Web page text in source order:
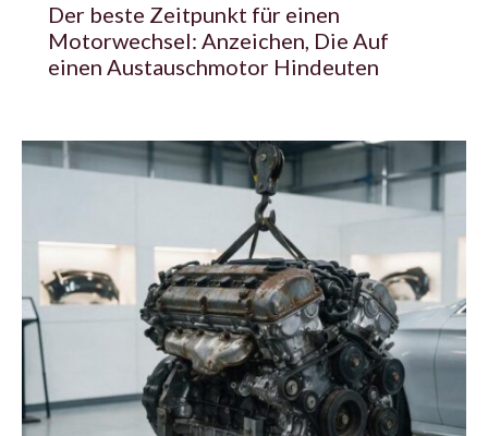
Der beste Zeitpunkt für einen
Motorwechsel: Anzeichen, Die Auf
einen Austauschmotor Hindeuten